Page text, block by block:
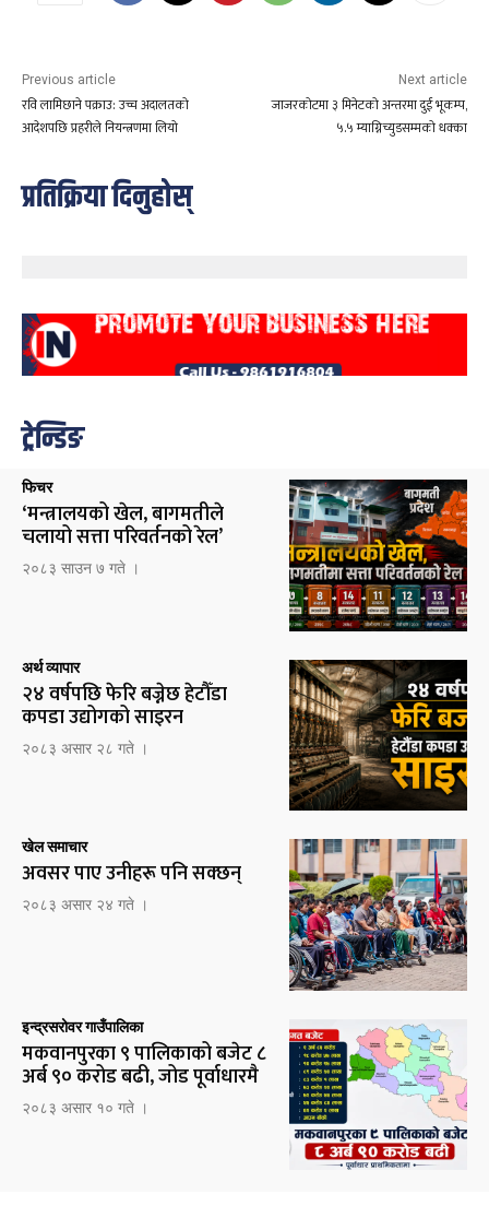
Previous article
रवि लामिछाने पक्राउ: उच्च अदालतको
आदेशपछि प्रहरीले नियन्त्रणमा लियो
Next article
जाजरकोटमा ३ मिनेटको अन्तरमा दुई भूकम्प,
५.५ म्याग्निच्युडसम्मको धक्का
प्रतिक्रिया दिनुहोस्
ट्रेन्डिङ
फिचर
‘मन्त्रालयको खेल, बागमतीले
चलायो सत्ता परिवर्तनको रेल’
२०८३ साउन ७ गते ।
अर्थ व्यापार
२४ वर्षपछि फेरि बज्नेछ हेटौँडा
कपडा उद्योगको साइरन
२०८३ असार २८ गते ।
खेल समाचार
अवसर पाए उनीहरू पनि सक्छन्
२०८३ असार २४ गते ।
इन्द्रसरोवर गाउँपालिका
मकवानपुरका ९ पालिकाको बजेट ८
अर्ब ९० करोड बढी, जोड पूर्वाधारमै
२०८३ असार १० गते ।